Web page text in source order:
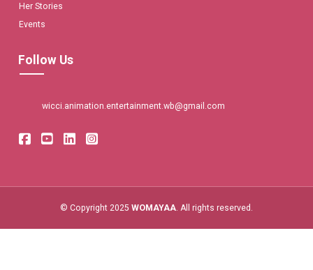
Her Stories
Events
Follow Us
wicci.animation.entertainment.wb@gmail.com
© Copyright 2025 WOMAYAA. All rights reserved.